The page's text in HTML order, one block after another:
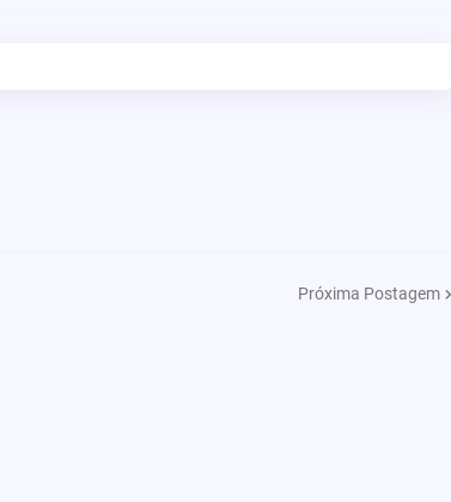
Próxima Postagem